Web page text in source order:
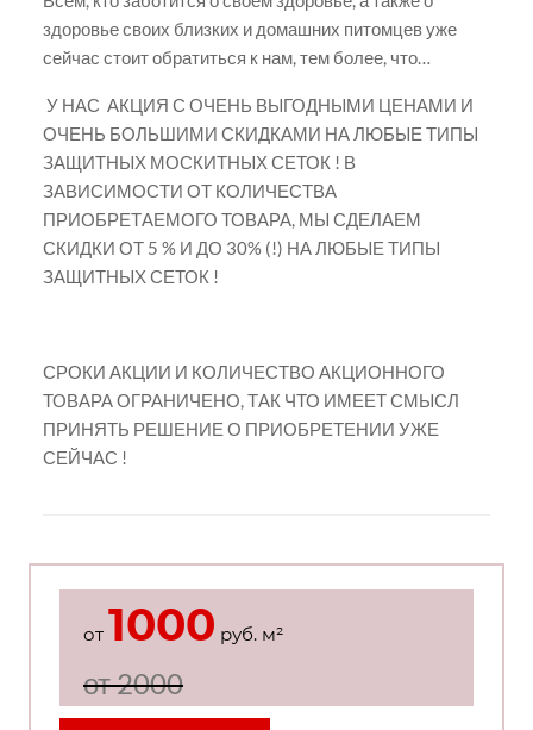
здоровье своих близких и домашних питомцев уже
сейчас стоит обратиться к нам, тем более, что…
У НАС АКЦИЯ С ОЧЕНЬ ВЫГОДНЫМИ ЦЕНАМИ И
ОЧЕНЬ БОЛЬШИМИ СКИДКАМИ НА ЛЮБЫЕ ТИПЫ
ЗАЩИТНЫХ МОСКИТНЫХ СЕТОК ! В
ЗАВИСИМОСТИ ОТ КОЛИЧЕСТВА
ПРИОБРЕТАЕМОГО ТОВАРА, МЫ СДЕЛАЕМ
СКИДКИ ОТ 5 % И ДО 30% (!) НА ЛЮБЫЕ ТИПЫ
ЗАЩИТНЫХ СЕТОК !
СРОКИ АКЦИИ И КОЛИЧЕСТВО АКЦИОННОГО
ТОВАРА ОГРАНИЧЕНО, ТАК ЧТО ИМЕЕТ СМЫСЛ
ПРИНЯТЬ РЕШЕНИЕ О ПРИОБРЕТЕНИИ УЖЕ
СЕЙЧАС !
от 1000 руб. м²
от 2000